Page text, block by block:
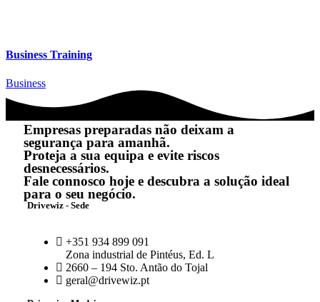
Business Training
Business
Empresas preparadas não deixam a
segurança para amanhã.
Proteja a sua equipa e evite riscos
desnecessários.
Fale connosco hoje e descubra a solução ideal
para o seu negócio.
Drivewiz - Sede
+351 934 899 091
Zona industrial de Pintéus, Ed. L
2660 – 194 Sto. Antão do Tojal
geral@drivewiz.pt